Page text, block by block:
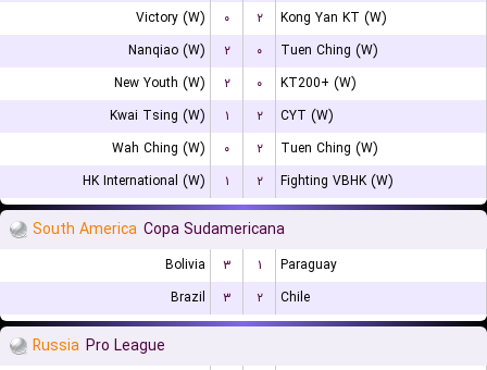
Victory (W)
۰ ۲
Kong Yan KT (W)
Nanqiao (W)
۲ ۰
Tuen Ching (W)
New Youth (W)
۲ ۰
KT200+ (W)
Kwai Tsing (W)
۱ ۲
CYT (W)
Wah Ching (W)
۰ ۲
Tuen Ching (W)
HK International (W)
۱ ۲ Fighting VBHK (W)
South America Copa Sudamericana
Bolivia ۳ ۱
Paraguay
Brazil
۳ ۲ Chile
Russia Pro League